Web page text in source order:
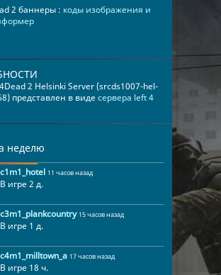
2 баннеры : коды изображения и
2 Helsinki Server (srcds1007-hel-
представлен в видесервера left 4
неделю
c1m1_hotel 11 часов назад
В игре 2 д.
c3m1_plankcountry 15 часов назад
В игре 1 д.
c4m1_milltown_a 17 часов назад
В игре 18 ч.